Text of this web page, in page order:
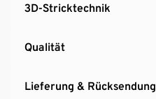
3D-Stricktechnik
Qualität
Lieferung & Rücksendung